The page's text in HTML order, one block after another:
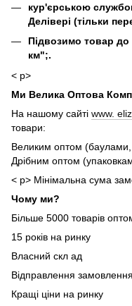
кур'єрською
Делівері (тільки
Підвозимо товар до
км";.
< p>
Ми Велика Оптова
На нашому сайті www.
товари:
Великим оптом
Дрібним оптом
< p> Мінімальна сума
Чому ми?
Більше 5000 товарів
15 років на ринку
Власний скл ад
Відправлення
Кращі ціни на ринку